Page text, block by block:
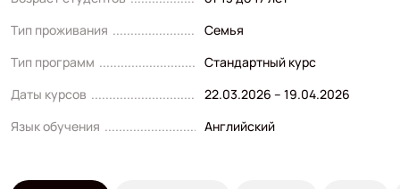
Тип проживания
Семья
Тип программ
Стандартный курс
Даты курсов
22.03.2026 – 19.04.2026
Язык обучения
Английский